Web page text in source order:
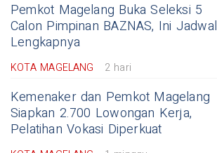
Pemkot Magelang Buka Seleksi 5
Calon Pimpinan BAZNAS, Ini Jadwal
Lengkapnya
KOTA MAGELANG 2 hari
Kemenaker dan Pemkot Magelang
Siapkan 2.700 Lowongan Kerja,
Pelatihan Vokasi Diperkuat